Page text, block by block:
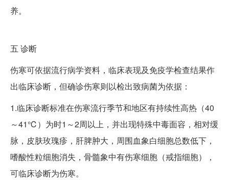
养。
五 诊断
伤寒可依据流行病学资料，临床表现及免疫学检查结果作
出临床诊断，但确诊伤寒则以检出致病菌为依据：
1.临床诊断标准在伤寒流行季节和地区有持续性高热（40
～41℃）为时1～2周以上，并出现特殊中毒面容，相对缓
脉，皮肤玫瑰疹，肝脾肿大，周围血象白细胞总数低下，
嗜酸性粒细胞消失，骨髓象中有伤寒细胞（戒指细胞），
可临床诊断为伤寒。